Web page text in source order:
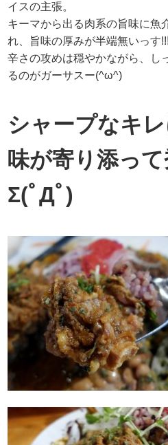
イスの主張。
キーマから出る肉系の旨味に魚
れ、旨味の厚みが半端無いっす!!!
辛さの攻めは穏やかながら、し
るのがガーサスー(^ω^)
シャープなキ
味が寄り添っ
Σ(ﾟДﾟ)